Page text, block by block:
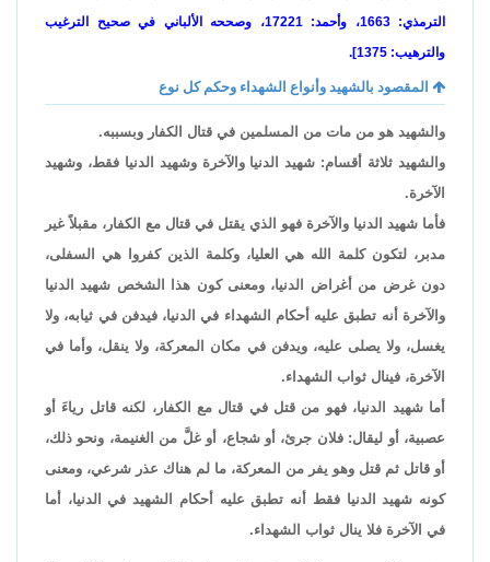
الترمذي: 1663، وأحمد: 17221، وصححه الألباني في صحيح الترغيب
والترهيب: 1375].
المقصود بالشهيد وأنواع الشهداء وحكم كل نوع
والشهيد هو من مات من المسلمين في قتال الكفار وبسببه.
والشهيد ثلاثة أقسام: شهيد الدنيا والآخرة وشهيد الدنيا فقط، وشهيد
الآخرة.
فأما شهيد الدنيا والآخرة فهو الذي يقتل في قتال مع الكفار، مقبلاً غير
مدبر، لتكون كلمة الله هي العليا، وكلمة الذين كفروا هي السفلى،
دون غرض من أغراض الدنيا، ومعنى كون هذا الشخص شهيد الدنيا
والآخرة أنه تطبق عليه أحكام الشهداء في الدنيا، فيدفن في ثيابه، ولا
يغسل، ولا يصلى عليه، ويدفن في مكان المعركة، ولا ينقل، وأما في
الآخرة، فينال ثواب الشهداء.
أما شهيد الدنيا، فهو من قتل في قتال مع الكفار، لكنه قاتل رياءَ أو
عصبية، أو ليقال: فلان جرئ، أو شجاع، أو غلَّ من الغنيمة، ونحو ذلك،
أو قاتل ثم قتل وهو يفر من المعركة، ما لم هناك عذر شرعي، ومعنى
كونه شهيد الدنيا فقط أنه تطبق عليه أحكام الشهيد في الدنيا، أما
في الآخرة فلا ينال ثواب الشهداء.